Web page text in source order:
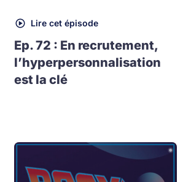
Lire cet épisode
Ep. 72 : En recrutement,
l’hyperpersonnalisation
est la clé